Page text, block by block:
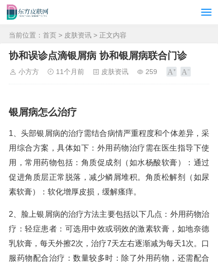
当前位置： 首页 > 皮肤资讯 > 正文内容
协和误诊点滴银屑病 协和银屑病联合门诊
小方方 11个月前 皮肤资讯 259
银屑病怎么治疗
1、头部银屑病的治疗需结合病情严重程度和个体差异，采
用综合方案，具体如下：外用药物治疗需在医生指导下使
用，常用药物包括：角质促成剂（如水杨酸软膏）：通过
促进角质层正常脱落，减少鳞屑堆积。角质松解剂（如尿
素软膏）：软化增厚皮损，缓解瘙痒。
2、脸上银屑病的治疗方法主要包括以下几点：外用药物治
疗：轻症患者：可选用中效或弱效的激素软膏，如地奈德
乳软膏，每天外擦2次，治疗7天左右逐渐减为每天1次。口
服药物配合治疗：数量较多时：除了外用药物，还需配合